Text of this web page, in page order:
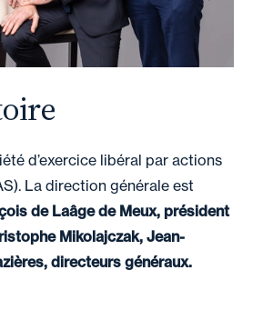
d’exercice libéral par actions
La direction générale est
de Laâge de Meux, président
Mikolajczak, Jean-
, directeurs généraux.